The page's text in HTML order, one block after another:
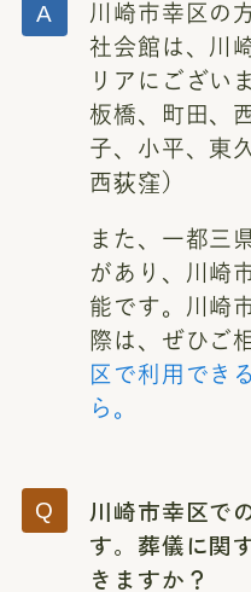
川崎市幸区の
社会館は、川
リアにござい
板橋、町田、
子、小平、東
西荻窪）
また、一都三
があり、川崎
能です。川崎
際は、ぜひご
区で利用でき
ら。
川崎市幸区で
す。葬儀に関
きますか？